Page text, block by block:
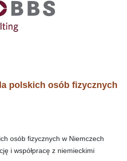
polskich osób fizycznych
osób fizycznych w Niemczech
i współpracę z niemieckimi